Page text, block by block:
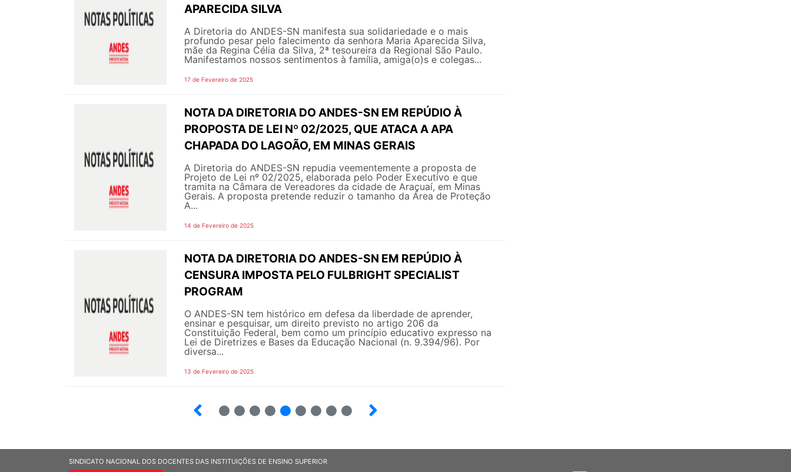
APARECIDA SILVA
A Diretoria do ANDES-SN manifesta sua solidariedade e o mais
profundo pesar pelo falecimento da senhora Maria Aparecida Silva,
mãe da Regina Célia da Silva, 2ª tesoureira da Regional São Paulo.
Manifestamos nossos sentimentos à família, amiga(o)s e colegas...
17 de Fevereiro de 2025
NOTA DA DIRETORIA DO ANDES-SN EM REPÚDIO À
PROPOSTA DE LEI Nº 02/2025, QUE ATACA A APA
CHAPADA DO LAGOÃO, EM MINAS GERAIS
A Diretoria do ANDES-SN repudia veementemente a proposta de
Projeto de Lei nº 02/2025, elaborada pelo Poder Executivo e que
tramita na Câmara de Vereadores da cidade de Araçuaí, em Minas
Gerais. A proposta pretende reduzir o tamanho da Área de Proteção
A...
14 de Fevereiro de 2025
NOTA DA DIRETORIA DO ANDES-SN EM REPÚDIO À
CENSURA IMPOSTA PELO FULBRIGHT SPECIALIST
PROGRAM
O ANDES-SN tem histórico em defesa da liberdade de aprender,
ensinar e pesquisar, um direito previsto no artigo 206 da
Constituição Federal, bem como um princípio educativo expresso na
Lei de Diretrizes e Bases da Educação Nacional (n. 9.394/96). Por
diversa...
13 de Fevereiro de 2025
SINDICATO NACIONAL DOS DOCENTES DAS INSTITUIÇÕES DE ENSINO SUPERIOR